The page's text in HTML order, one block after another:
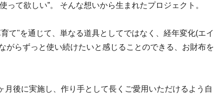
って欲しい”。 そんな想いから生まれたプロジェクト。
て"を通じて、単なる道具としてではなく、経年変化(エイ
がらずっと使い続けたいと感じることのできる、お財布を
月後に実施し、作り手として長くご愛用いただけるよう自